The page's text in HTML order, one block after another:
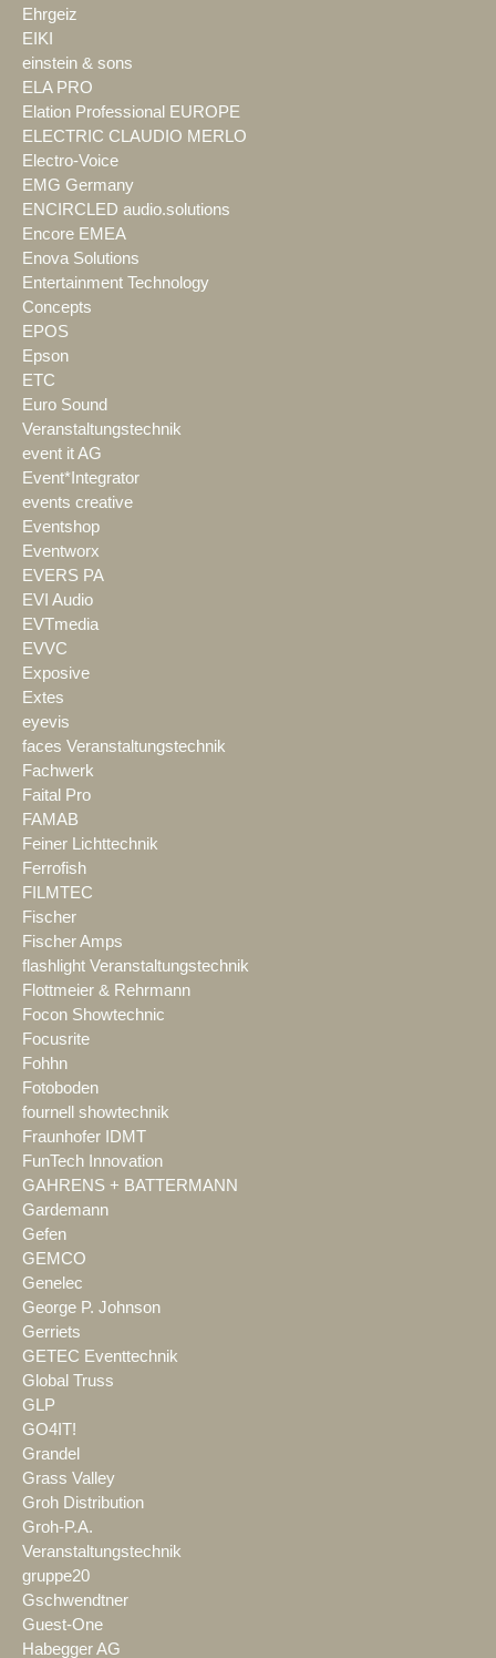
Ehrgeiz
EIKI
einstein & sons
ELA PRO
Elation Professional EUROPE
ELECTRIC CLAUDIO MERLO
Electro-Voice
EMG Germany
ENCIRCLED audio.solutions
Encore EMEA
Enova Solutions
Entertainment Technology
Concepts
EPOS
Epson
ETC
Euro Sound
Veranstaltungstechnik
event it AG
Event*Integrator
events creative
Eventshop
Eventworx
EVERS PA
EVI Audio
EVTmedia
EVVC
Exposive
Extes
eyevis
faces Veranstaltungstechnik
Fachwerk
Faital Pro
FAMAB
Feiner Lichttechnik
Ferrofish
FILMTEC
Fischer
Fischer Amps
flashlight Veranstaltungstechnik
Flottmeier & Rehrmann
Focon Showtechnic
Focusrite
Fohhn
Fotoboden
fournell showtechnik
Fraunhofer IDMT
FunTech Innovation
GAHRENS + BATTERMANN
Gardemann
Gefen
GEMCO
Genelec
George P. Johnson
Gerriets
GETEC Eventtechnik
Global Truss
GLP
GO4IT!
Grandel
Grass Valley
Groh Distribution
Groh-P.A.
Veranstaltungstechnik
gruppe20
Gschwendtner
Guest-One
Habegger AG